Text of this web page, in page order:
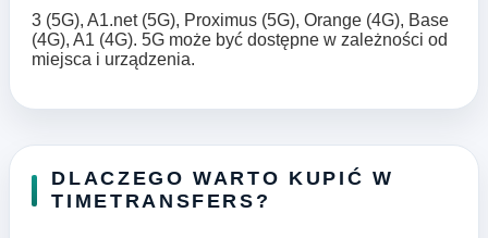
3 (5G), A1.net (5G), Proximus (5G), Orange (4G), Base
(4G), A1 (4G). 5G może być dostępne w zależności od
miejsca i urządzenia.
DLACZEGO WARTO KUPIĆ W
TIMETRANSFERS?